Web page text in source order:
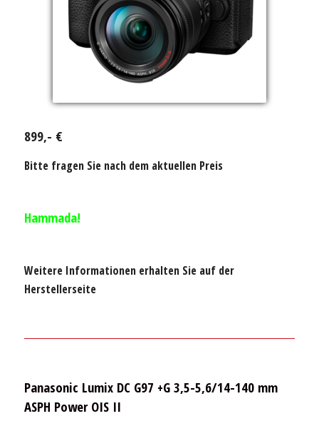
899,- €
Bitte fragen Sie nach dem aktuellen Preis
Hammada!
Weitere Informationen erhalten Sie auf der
Herstellerseite
Panasonic Lumix DC G97 +G 3,5-5,6/14-140 mm
ASPH Power OIS II